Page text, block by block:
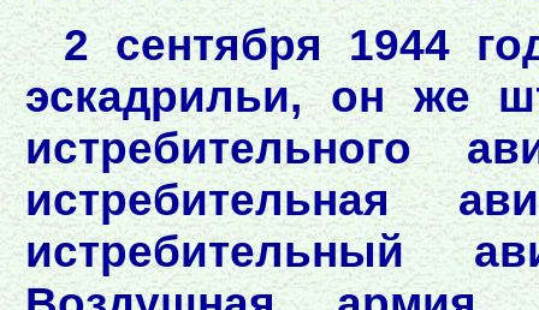
2 сентября 1944
эскадрильи, он же
истребительного
истребительная
истребительный